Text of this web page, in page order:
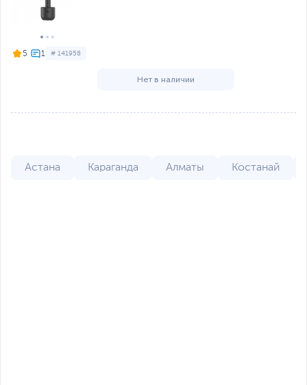
5 # 141958
Нет в наличии
Астана Караганда Алматы Костанай